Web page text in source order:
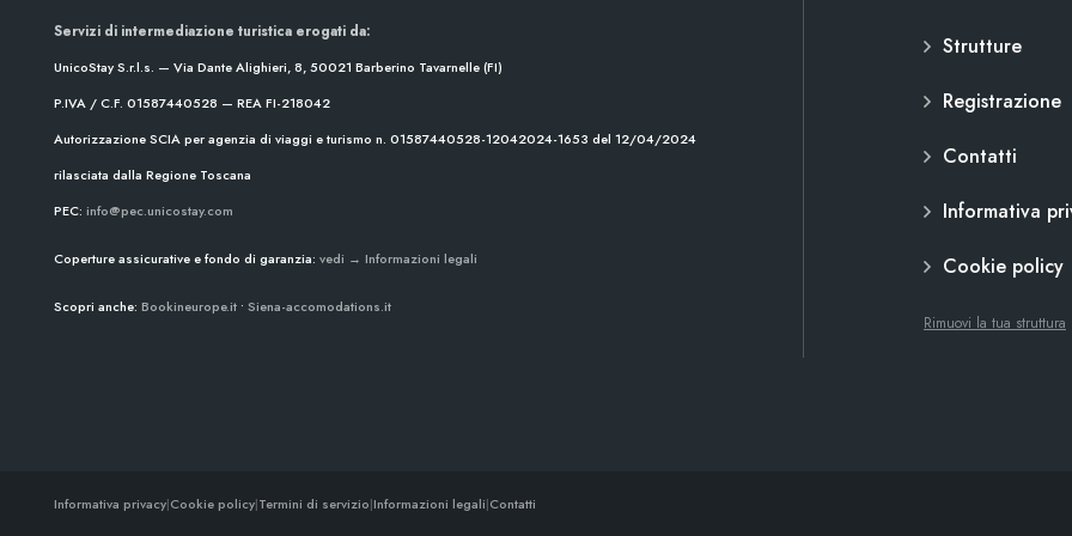
Servizi di intermediazione turistica erogati da:
UnicoStay S.r.l.s. — Via Dante Alighieri, 8, 50021 Barberino Tavarnelle (FI)
P.IVA / C.F. 01587440528 — REA FI-218042
Autorizzazione SCIA per agenzia di viaggi e turismo n. 01587440528-12042024-1653 del 12/04/2024
rilasciata dalla Regione Toscana
PEC: info@pec.unicostay.com
Coperture assicurative e fondo di garanzia: vedi → Informazioni legali
Scopri anche: Bookineurope.it • Siena-accomodations.it
Strutture
Registrazione
Contatti
Informativa
Cookie policy
Rimuovi la tua struttura
Informativa privacy|Cookie policy|Termini di servizio|Informazioni legali|Contatti